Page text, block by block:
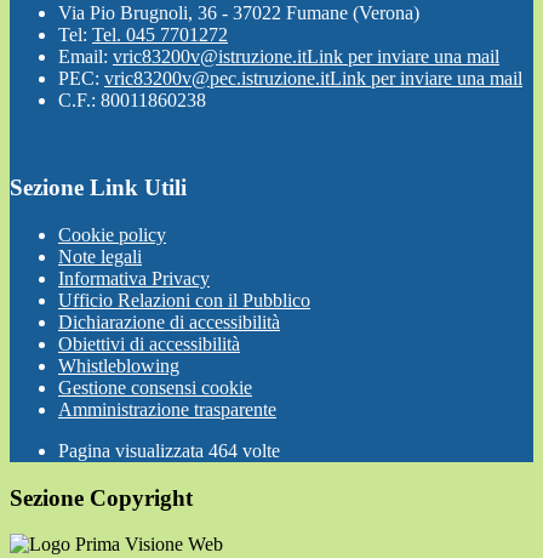
Via Pio Brugnoli, 36 - 37022 Fumane (Verona)
Tel: Tel. 045 7701272
Email: vric83200v@istruzione.itLink per inviare una mail
PEC: vric83200v@pec.istruzione.itLink per inviare una mail
C.F.: 80011860238
Sezione Link Utili
Cookie policy
Note legali
Informativa Privacy
Ufficio Relazioni con il Pubblico
Dichiarazione di accessibilità
Obiettivi di accessibilità
Whistleblowing
Gestione consensi cookie
Amministrazione trasparente
Pagina visualizzata 464 volte
Sezione Copyright